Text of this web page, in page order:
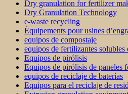
Dry granulation for fertilizer
Dry Granulation Technology
e-waste recycling
Équipements pour usines
equipos de compostaje
equipos de fertilizantes solubles
Equipos de pirólisis
Equipos de pirólisis de paneles
equipos de reciclaje de baterías
Equipos para el reciclaje de